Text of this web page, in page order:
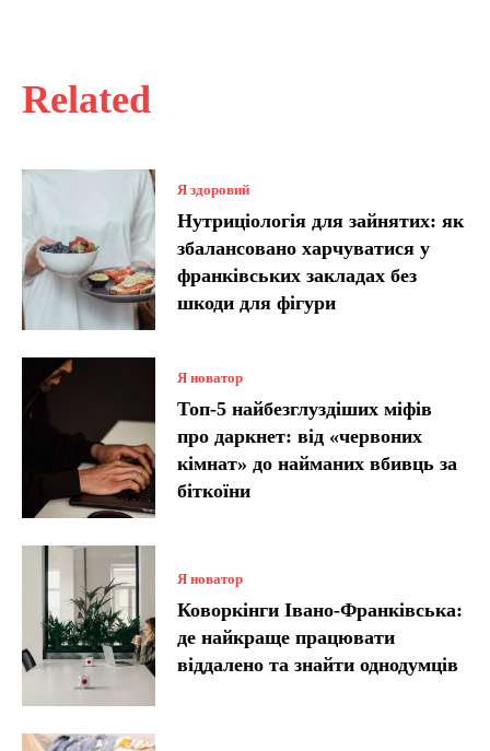
Related
Я здоровий
Нутриціологія для зайнятих: як
збалансовано харчуватися у
франківських закладах без
шкоди для фігури
Я новатор
Топ-5 найбезглуздіших міфів
про даркнет: від «червоних
кімнат» до найманих вбивць за
біткоїни
Я новатор
Коворкінги Івано-Франківська:
де найкраще працювати
віддалено та знайти однодумців